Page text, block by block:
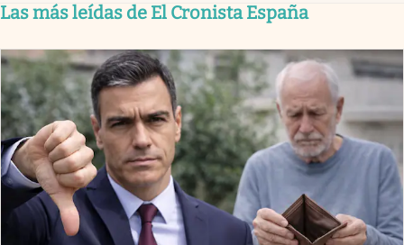
Las más leídas de El Cronista España